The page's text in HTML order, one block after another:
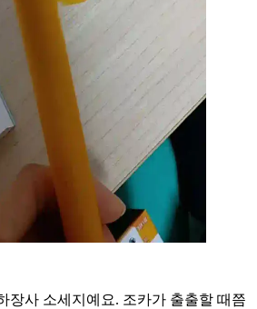
장사 소세지예요. 조카가 출출할 때쯤